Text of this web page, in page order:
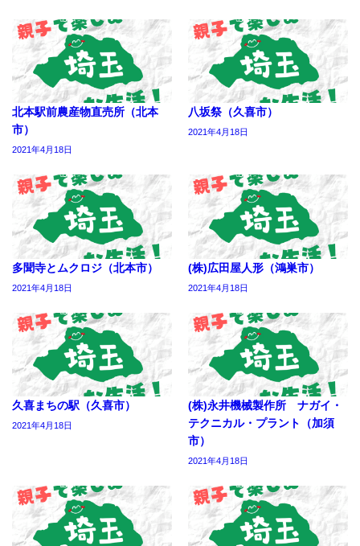
北本駅前農産物直売所（北本
市）
2021年4月18日
八坂祭（久喜市）
2021年4月18日
多聞寺とムクロジ（北本市）
2021年4月18日
(株)広田屋人形（鴻巣市）
2021年4月18日
久喜まちの駅（久喜市）
2021年4月18日
(株)永井機械製作所 ナガイ・
テクニカル・プラント（加須
市）
2021年4月18日